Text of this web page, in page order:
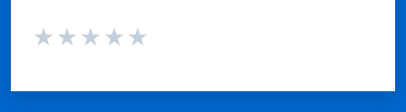
Valuta da 1 a 5 stelle la pagina